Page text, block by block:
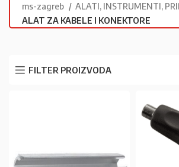
ms-zagreb
ALATI, INSTRUMENTI,
ALAT ZA KABELE I KONEKTORE
FILTER PROIZVODA